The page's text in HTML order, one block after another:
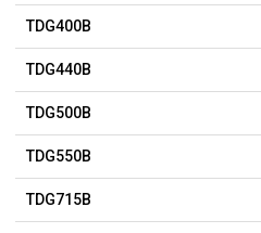
TDG400B
TDG440B
TDG500B
TDG550B
TDG715B